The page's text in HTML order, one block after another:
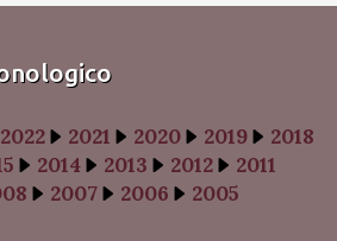
2022 2021 2020 2019
2018
2014 2013 2012
2011
2007 2006 2005